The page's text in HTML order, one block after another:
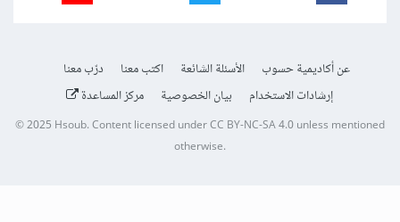
عن أكاديمية حسوب الأسئلة الشائعة اكتب معنا
درّب معنا
إرشادات الاستخدام
بيان الخصوصية مركز المساعدة
© 2025Hsoub.Content licensed underCC BY-NC-SA 4.0unless mentioned
otherwise.